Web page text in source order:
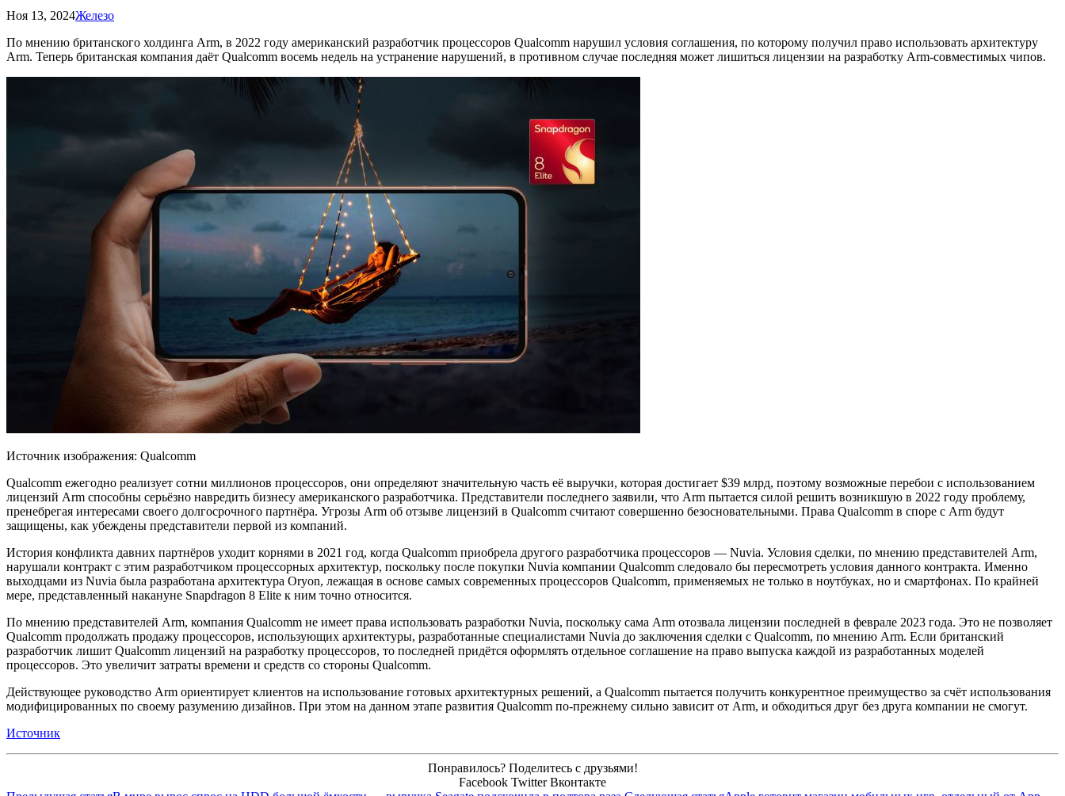
Ноя 13, 2024Железо
По мнению британского холдинга Arm, в 2022 году американский разработчик процессоров Qualcomm нарушил условия соглашения, по которому получил право использовать архитектуру
Arm. Теперь британская компания даёт Qualcomm восемь недель на устранение нарушений, в противном случае последняя может лишиться лицензии на разработку Arm-совместимых чипов.
Источник изображения: Qualcomm
Qualcomm ежегодно реализует сотни миллионов процессоров, они определяют значительную часть её выручки, которая достигает $39 млрд, поэтому возможные перебои с использованием
лицензий Arm способны серьёзно навредить бизнесу американского разработчика. Представители последнего заявили, что Arm пытается силой решить возникшую в 2022 году проблему,
пренебрегая интересами своего долгосрочного партнёра. Угрозы Arm об отзыве лицензий в Qualcomm считают совершенно безосновательными. Права Qualcomm в споре с Arm будут
защищены, как убеждены представители первой из компаний.
История конфликта давних партнёров уходит корнями в 2021 год, когда Qualcomm приобрела другого разработчика процессоров — Nuvia. Условия сделки, по мнению представителей Arm,
нарушали контракт с этим разработчиком процессорных архитектур, поскольку после покупки Nuvia компании Qualcomm следовало бы пересмотреть условия данного контракта. Именно
выходцами из Nuvia была разработана архитектура Oryon, лежащая в основе самых современных процессоров Qualcomm, применяемых не только в ноутбуках, но и смартфонах. По крайней
мере, представленный накануне Snapdragon 8 Elite к ним точно относится.
По мнению представителей Arm, компания Qualcomm не имеет права использовать разработки Nuvia, поскольку сама Arm отозвала лицензии последней в феврале 2023 года. Это не позволяет
Qualcomm продолжать продажу процессоров, использующих архитектуры, разработанные специалистами Nuvia до заключения сделки с Qualcomm, по мнению Arm. Если британский
разработчик лишит Qualcomm лицензий на разработку процессоров, то последней придётся оформлять отдельное соглашение на право выпуска каждой из разработанных моделей
процессоров. Это увеличит затраты времени и средств со стороны Qualcomm.
Действующее руководство Arm ориентирует клиентов на использование готовых архитектурных решений, а Qualcomm пытается получить конкурентное преимущество за счёт использования
модифицированных по своему разумению дизайнов. При этом на данном этапе развития Qualcomm по-прежнему сильно зависит от Arm, и обходиться друг без друга компании не смогут.
Источник
Понравилось? Поделитесь с друзьями!
Facebook Twitter Вконтакте